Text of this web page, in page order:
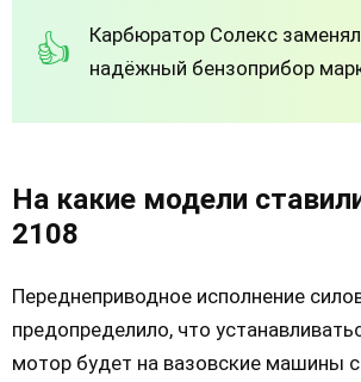
Карбюратор Солекс
надёжный бензоприбор
На какие модели
2108
Переднеприводное исполнение
предопределило, что
мотор будет на вазовские машины